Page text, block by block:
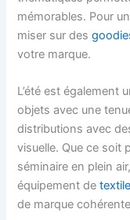
mémorables. Pour
miser sur des
votre marque.
L’été est également
objets avec une
distributions avec
visuelle. Que ce soit
séminaire en plein
équipement de
de marque